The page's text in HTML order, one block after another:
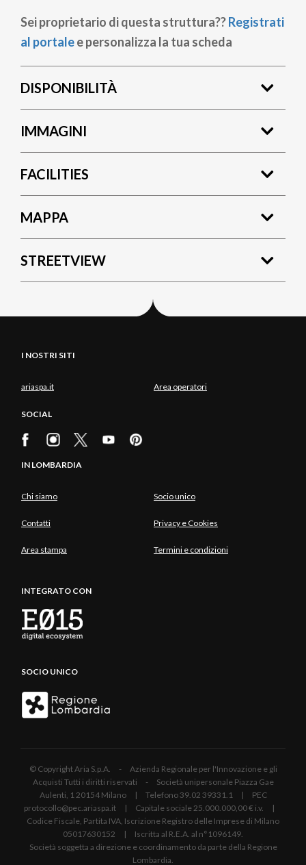
Sei proprietario di questa struttura??Registrati
al portalee personalizza la tua scheda
DISPONIBILITÀ
IMMAGINI
FACILITIES
MAPPA
STREETVIEW
I NOSTRI SITI
ariaspa.it Area operatori
SOCIAL
IN LOMBARDIA
Chi siamo Socio unico
Contatti Privacy e Cookies
Area stampa Termini e condizioni
INTEGRATO CON
SOCIO UNICO
© Copyright Aria S.p.A. - Azienda Regionale per l'Innovazione e gli
Acquisti Tutti i diritti riservati - Società unipersonale Piazza Gae
Aulenti, 1 20154 Milano | Telefono 39.02 39331.1 | PEC
protocollo@pec.ariaspa.it | Capitale sociale 25.000.000,00 € i.v. |
Codice Fiscale, Partita IVA, Iscrizione Registro delle Imprese di Milano
05017630152 | Iscritta al R.E.A. al n°1096149.
Società soggetta a direzione e coordinamento da parte della Regione
Lombardia.